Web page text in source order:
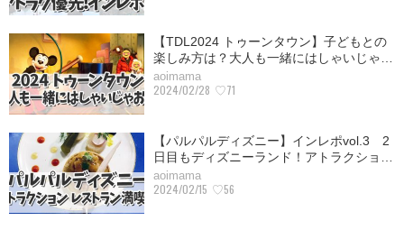
【TDL2024 トゥーンタウン】子どもとの
楽しみ方は？大人も一緒にはしゃいじゃ…
aoimama
2024/02/28 ♡71
【パルパルディズニー】インレポvol.3 2
日目もディズニーランド！アトラクショ…
aoimama
2024/02/15 ♡56